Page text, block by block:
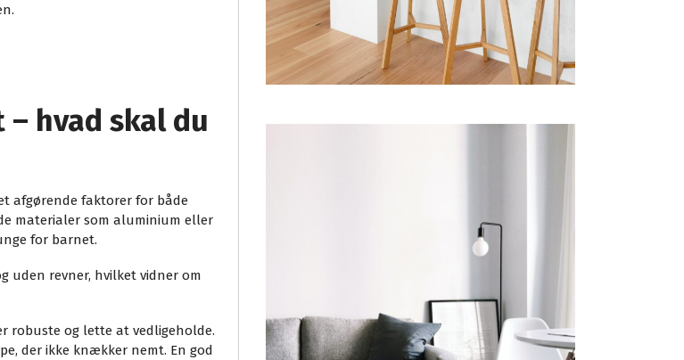
hvad skal du
afgørende faktorer for både
materialer som aluminium eller
for barnet.
uden revner, hvilket vidner om
robuste og lette at vedligeholde.
der ikke knækker nemt. En god